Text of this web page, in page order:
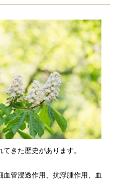
きた歴史があります。
管浸透作用、抗浮腫作用、血